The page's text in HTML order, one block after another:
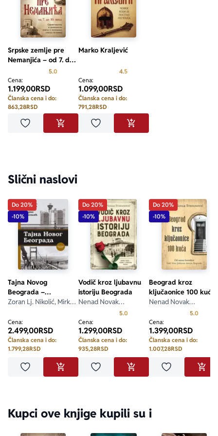
aboutPage.sr-only.custom-youtube-play-icon
Srpske zemlje pre
Nemanjića – od 7. do
5.0 Prosecna ocena je 5.0 od 5
Cena:
1.199,00RSD
Članska cena i do:
863,28RSD
Dodaj u omiljeneDODAJ U KORPU
Marko Kraljević
4.5Prosecna ocena je 4.5 od 5
Cena:
1.099,00RSD
Članska cena i do:
791,28RSD
Dodaj u omiljeneDODAJ U KORPU
Slični naslovi
Do 20%
-10%
Tajna Novog
Beograda –
dopunjeno izdanje
Zoran Lj. Nikolić, Mirko
Cena:
2.499,00RSD
Članska cena i do:
1.799,28RSD
Dodaj u omiljeneDODAJ U KORPU
Do 20%
-10%
Vodič kroz ljubavnu
istoriju Beograda
Nenad Novak
5.0 Prosecna ocena je 5.0 od 5
Cena:
1.299,00RSD
Članska cena i do:
935,28RSD
Dodaj u omiljeneDODAJ U KORPU
Do 20%
-10%
Beograd kroz
ključaonice 100 kuća
Nenad Novak
5.0
Cena:
1.399,00RSD
Članska cena i do:
1.007,28RSD
Dodaj u
Kupci ove knjige kupili su i